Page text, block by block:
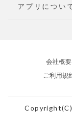
アプリについ
会社概要
ご利用規